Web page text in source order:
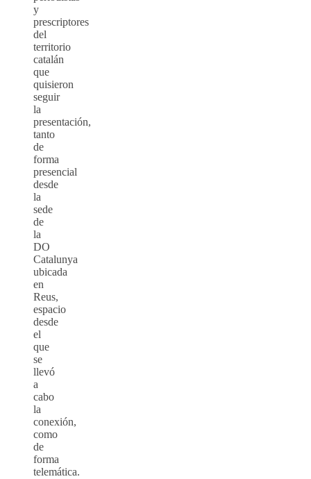
y
prescriptores
del
territorio
catalán
que
quisieron
seguir
la
presentación,
tanto
de
forma
presencial
desde
la
sede
de
la
DO
Catalunya
ubicada
en
Reus,
espacio
desde
el
que
se
llevó
a
cabo
la
conexión,
como
de
forma
telemática.